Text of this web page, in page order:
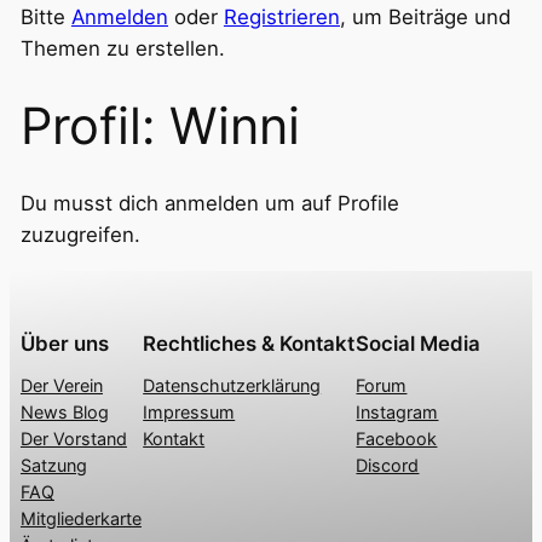
Breadcrumbs
–
bist
hier:
Bitte Anmelden oder Registrieren, um Beiträge und
Themen zu erstellen.
Profil: Winni
Du musst dich anmelden um auf Profile
zuzugreifen.
Über uns
Der Verein
News Blog
Der Vorstand
Satzung
FAQ
Mitgliederkarte
Rechtliches & Kontakt
Datenschutzerklärung
Impressum
Kontakt
Social Media
Forum
Instagram
Facebook
Discord